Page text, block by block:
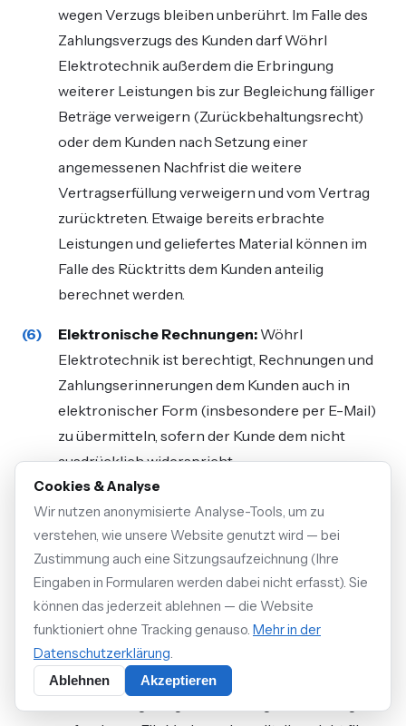
wegen Verzugs bleiben unberührt. Im Falle des
Zahlungsverzugs des Kunden darf Wöhrl
Elektrotechnik außerdem die Erbringung
weiterer Leistungen bis zur Begleichung fälliger
Beträge verweigern (Zurückbehaltungsrecht)
oder dem Kunden nach Setzung einer
angemessenen Nachfrist die weitere
Vertragserfüllung verweigern und vom Vertrag
zurücktreten. Etwaige bereits erbrachte
Leistungen und geliefertes Material können im
Falle des Rücktritts dem Kunden anteilig
berechnet werden.
Elektronische Rechnungen: Wöhrl
Elektrotechnik ist berechtigt, Rechnungen und
Zahlungserinnerungen dem Kunden auch in
elektronischer Form (insbesondere per E-Mail)
zu übermitteln, sofern der Kunde dem nicht
ausdrücklich widerspricht.
§ 7 Aufrechnung und
Zurückbehaltungsrecht
Beschränkung der Aufrechnung:Der Kunde
kann gegen Forderungen von Wöhrl
Elektrotechnik nur mit unbestrittenen oder
Cookies & Analyse
Wir nutzen anonymisierte Analyse-Tools, um zu
verstehen, wie unsere Website genutzt wird — bei
Zustimmung auch eine Sitzungsaufzeichnung (Ihre
Eingaben in Formularen werden dabei nicht erfasst). Sie
können das jederzeit ablehnen — die Website
funktioniert ohne Tracking genauso. Mehr in der
Datenschutzerklärung.
Ablehnen Akzeptieren